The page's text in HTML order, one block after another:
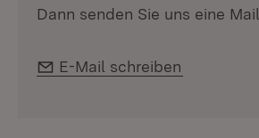
Dann senden Sie uns eine Mail.
E-Mail:
E-Mail schreiben